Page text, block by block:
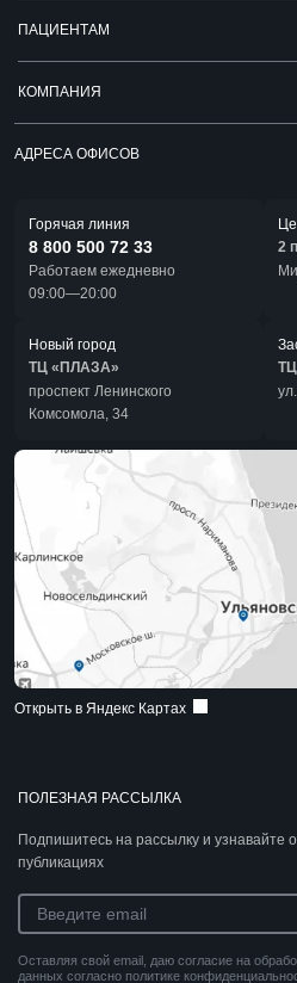
ПОЛЕЗНАЯ РАССЫЛКА
Подпишитесь на рассылку и узнавайте
публикациях
Оставляя свой email, даю согласие на
данных согласно политике
ПАЦИЕНТАМ
КОМПАНИЯ
АДРЕСА ОФИСОВ
Горячая линия
8 800 500 72 33
Работаем ежедневно
09:00—20:00
2
Новый город
ТЦ «ПЛАЗА»
проспект Ленинского
Комсомола, 34
Открыть в Яндекс Картах